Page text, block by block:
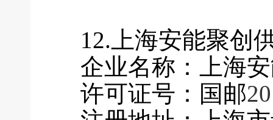
12.上海安能聚创
企业名称：上海
许可证号：国邮